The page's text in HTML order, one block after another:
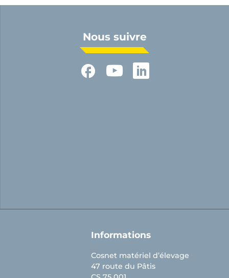
Nous suivre
Informations
Cosnet matériel d’élevage
47 route du Pâtis